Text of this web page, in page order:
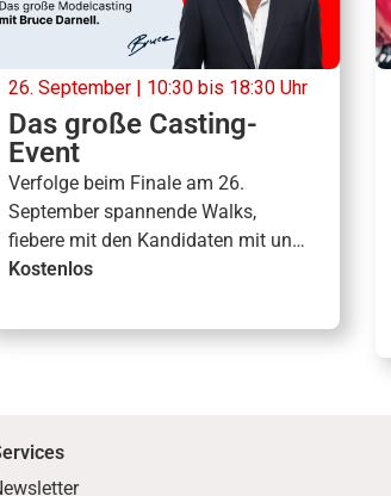
26. September | 10:30 bis 18:30 Uhr
Das große Casting-
Event
Verfolge beim Finale am 26.
September spannende Walks,
fiebere mit den Kandidaten mit und
sei bei der großen Preisverleihung
Kostenlos